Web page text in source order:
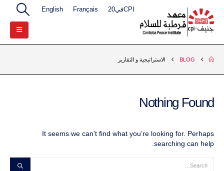
CPIفي20 Français
English
BLOG الاستراتيجية و التقارير
Nothing Found
It seems we can’t find what you’re looking for. Perhaps
searching can help.